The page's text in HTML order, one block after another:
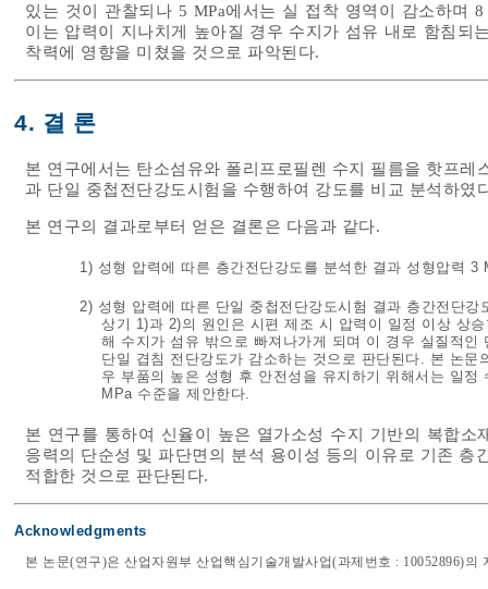
있는 것이 관찰되나 5 MPa에서는 실 접착 영역이 감소하며
이는 압력이 지나치게 높아질 경우 수지가 섬유 내로 함침되
착력에 영향을 미쳤을 것으로 파악된다.
4. 결 론
본 연구에서는 탄소섬유와 폴리프로필렌 수지 필름을 핫프
과 단일 중첩전단강도시험을 수행하여 강도를 비교 분석하였
본 연구의 결과로부터 얻은 결론은 다음과 같다.
1) 성형 압력에 따른 층간전단강도를 분석한 결과 성형압력
2) 성형 압력에 따른 단일 중첩전단강도시험 결과 층간전단
상기 1)과 2)의 원인은 시편 제조 시 압력이 일정 이상 상
해 수지가 섬유 밖으로 빠져나가게 되며 이 경우 실질적
단일 겹침 전단강도가 감소하는 것으로 판단된다. 본 논
우 부품의 높은 성형 후 안전성을 유지하기 위해서는 일
MPa 수준을 제안한다.
본 연구를 통하여 신율이 높은 열가소성 수지 기반의 복합
응력의 단순성 및 파단면의 분석 용이성 등의 이유로 기존
적합한 것으로 판단된다.
Acknowledgments
본 논문(연구)은 산업자원부 산업핵심기술개발사업(과제번호 : 10052896)의